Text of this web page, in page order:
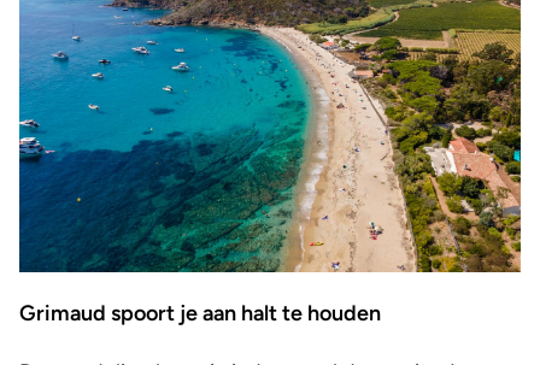
Grimaud spoort je aan halt te houden